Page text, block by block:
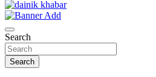
Dainikkhabar.in –
Hindi News Website
Search
Search